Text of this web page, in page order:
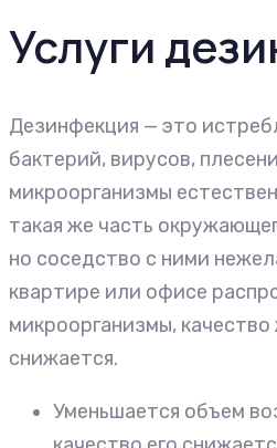
Услуги
Дезинфекция — это
бактерий, вирусов,
микроорганизмы
такая же часть
но соседство с ними
квартире или офисе
микроорганизмы,
снижается.
Уменьшается объем